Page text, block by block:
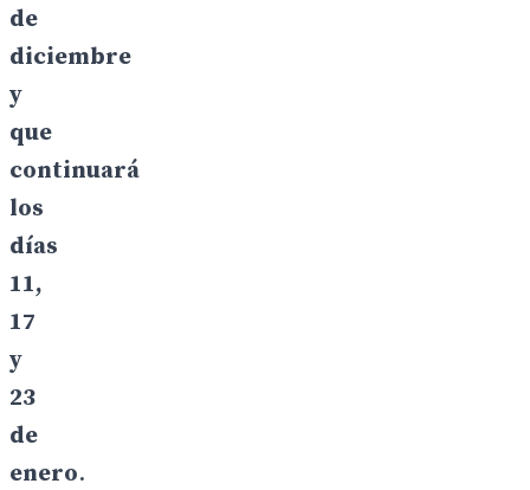
de
diciembre
y
que
continuará
los
días
11,
17
y
23
de
enero.